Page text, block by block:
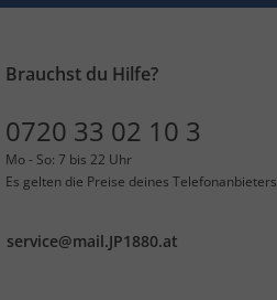
Brauchst du Hilfe?
0720 33 02 10 3
Mo - So: 7 bis 22 Uhr
Es gelten die Preise deines Telefonanbieters
service@mail.JP1880.at